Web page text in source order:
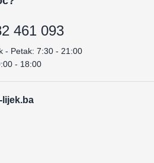
461 093
- Petak: 7:30 - 21:00
- 18:00
lijek.ba